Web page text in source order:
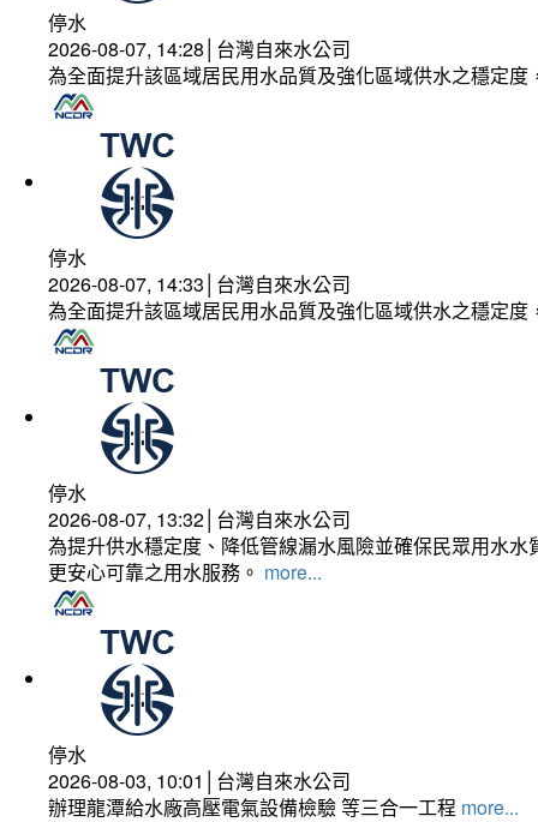
停水
2026-08-07, 14:28│台灣自來水公司
為全面提升該區域居民用水品質及強化區域供水之穩定
停水
2026-08-07, 14:33│台灣自來水公司
為全面提升該區域居民用水品質及強化區域供水之穩定
停水
2026-08-07, 13:32│台灣自來水公司
為提升供水穩定度、降低管線漏水風險並確保民眾用水
更安心可靠之用水服務。 more...
停水
2026-08-03, 10:01│台灣自來水公司
辦理龍潭給水廠高壓電氣設備檢驗 等三合一工程 more...